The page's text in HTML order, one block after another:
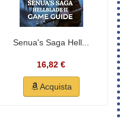
Senua's Saga Hell...
16,82 €
Acquista